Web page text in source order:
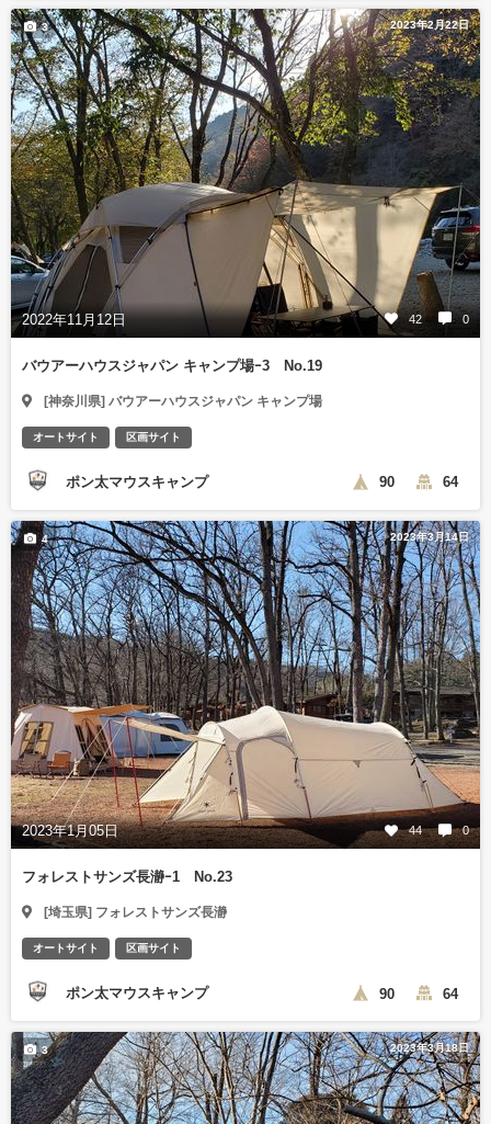
2023年2月22日
2022年11月12日 42 0
3
バウアーハウスジャパン キャンプ場ｰ3 No.19
[神奈川県] バウアーハウスジャパン キャンプ場
オートサイト 区画サイト
ポン太マウスキャンプ 90 64
2023年3月14日
2023年1月05日 44 0
4
フォレストサンズ長瀞ｰ1 No.23
[埼玉県] フォレストサンズ長瀞
オートサイト 区画サイト
ポン太マウスキャンプ 90 64
2023年3月18日
3